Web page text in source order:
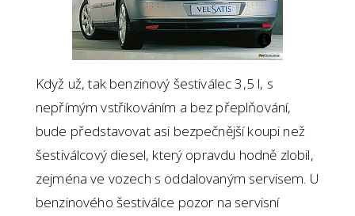
Když už, tak benzinový šestiválec 3,5 l, s
nepřímým vstřikováním a bez přeplňování,
bude představovat asi bezpečnější koupi než
šestiválcový diesel, který opravdu hodně zlobil,
zejména ve vozech s oddalovaným servisem. U
benzinového šestiválce pozor na servisní